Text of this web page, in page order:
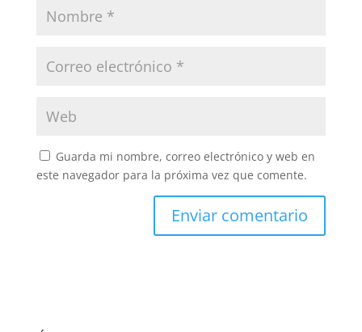
Guarda mi nombre, correo electrónico y web en
este navegador para la próxima vez que comente.